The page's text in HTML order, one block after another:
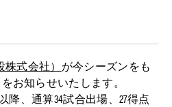
式会社） が今シーズンをも
お知らせいたします。
降、通算34試合出場、27得点